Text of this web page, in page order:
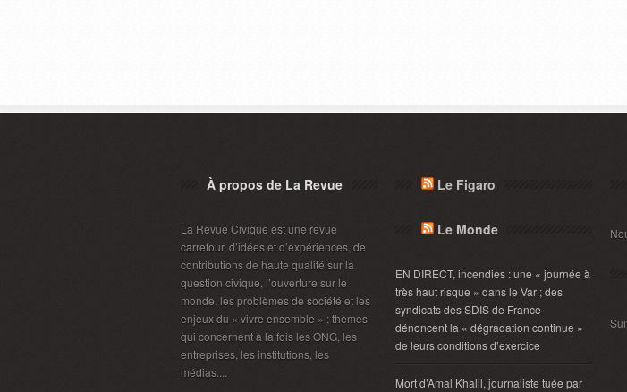
À propos de La Revue
La Revue Civique est une revue
carrefour, d’idées et d’expériences, de
contributions de haute qualité sur la
question civique, l’ouverture sur le
monde, les problèmes de société et les
enjeux du « vivre ensemble » ; thèmes
qui concernent à la fois les ONG, les
entreprises, les institutions, les
médias....
Le Figaro
Le Monde
EN DIRECT, incendies : une « journée à
très haut risque » dans le Var ; des
syndicats des SDIS de France
dénoncent la « dégradation continue »
de leurs conditions d’exercice
Mort d’Amal Khalil, journaliste tuée par